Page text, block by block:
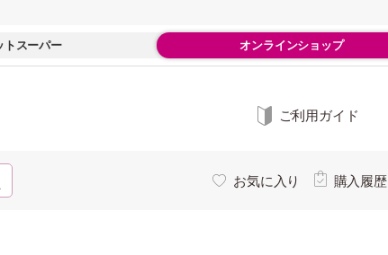
トスーパー オンラインショップ
ご利用ガイド
お気に入り 購入履歴